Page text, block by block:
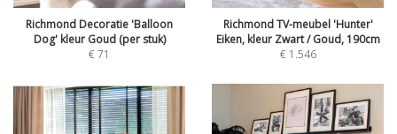
Richmond Decoratie 'Balloon
Dog' kleur Goud (per stuk)
€71
Richmond TV-meubel 'Hunter'
Eiken, kleur Zwart / Goud, 190cm
€ 1.546